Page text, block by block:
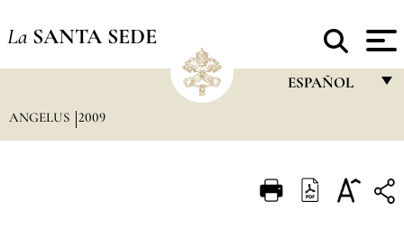
La SANTA SEDE
ESPAÑOL
ITALIANO
ANGELUS 2009